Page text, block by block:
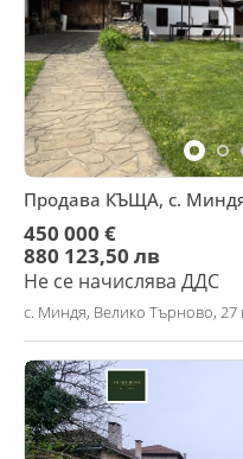
Продава КЪЩА, с.
450 000 €
880 123,50 лв
Не се начислява ДДС
с. Миндя, Велико Търново, 27